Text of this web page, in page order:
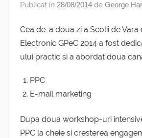
Publicat în 28/08/2014 de George
Cea de-a doua zi a Scolii de Vara
Electronic GPeC 2014 a fost
ului practic si a abordat doua
PPC
E-mail marketing
Dupa doua workshop-uri
PPC la cheie si cresterea